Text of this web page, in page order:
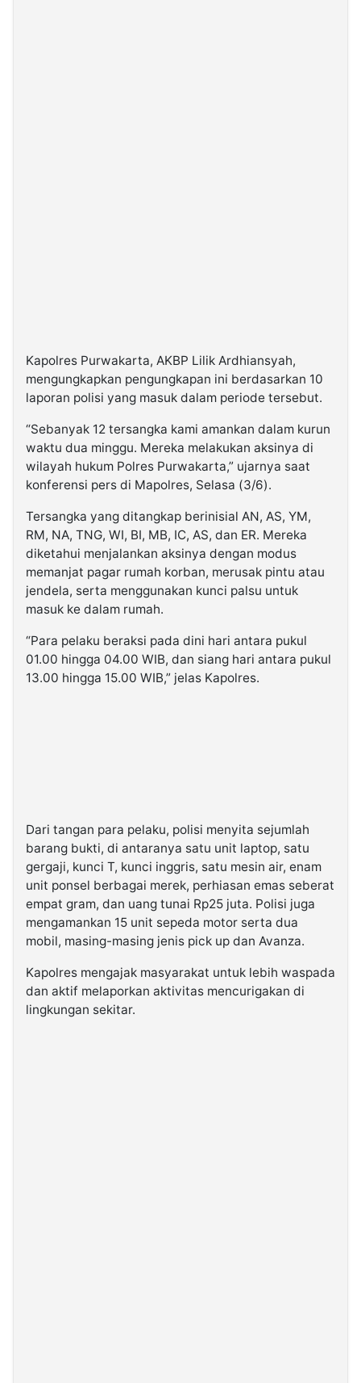
Kapolres Purwakarta, AKBP Lilik Ardhiansyah,
mengungkapkan pengungkapan ini berdasarkan 10
laporan polisi yang masuk dalam periode tersebut.
“Sebanyak 12 tersangka kami amankan dalam kurun
waktu dua minggu. Mereka melakukan aksinya di
wilayah hukum Polres Purwakarta,” ujarnya saat
konferensi pers di Mapolres, Selasa (3/6).
Tersangka yang ditangkap berinisial AN, AS, YM,
RM, NA, TNG, WI, BI, MB, IC, AS, dan ER. Mereka
diketahui menjalankan aksinya dengan modus
memanjat pagar rumah korban, merusak pintu atau
jendela, serta menggunakan kunci palsu untuk
masuk ke dalam rumah.
“Para pelaku beraksi pada dini hari antara pukul
01.00 hingga 04.00 WIB, dan siang hari antara pukul
13.00 hingga 15.00 WIB,” jelas Kapolres.
Dari tangan para pelaku, polisi menyita sejumlah
barang bukti, di antaranya satu unit laptop, satu
gergaji, kunci T, kunci inggris, satu mesin air, enam
unit ponsel berbagai merek, perhiasan emas seberat
empat gram, dan uang tunai Rp25 juta. Polisi juga
mengamankan 15 unit sepeda motor serta dua
mobil, masing-masing jenis pick up dan Avanza.
Kapolres mengajak masyarakat untuk lebih waspada
dan aktif melaporkan aktivitas mencurigakan di
lingkungan sekitar.